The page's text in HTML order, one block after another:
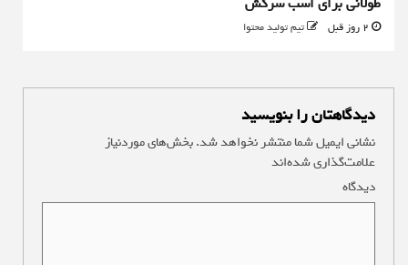
تیم تولید محتوا
دیدگاهتان را بنویسید
نشانی ایمیل شما منتشر نخواهد شد.بخش‌های موردنیاز
علامت‌گذاری شده‌اند
دیدگاه